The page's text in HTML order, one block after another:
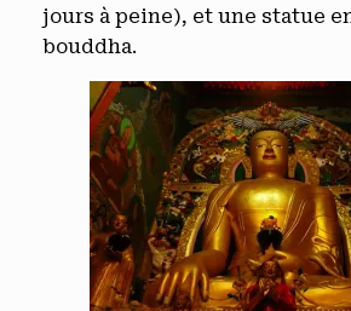
jours à peine), et une statue
bouddha.